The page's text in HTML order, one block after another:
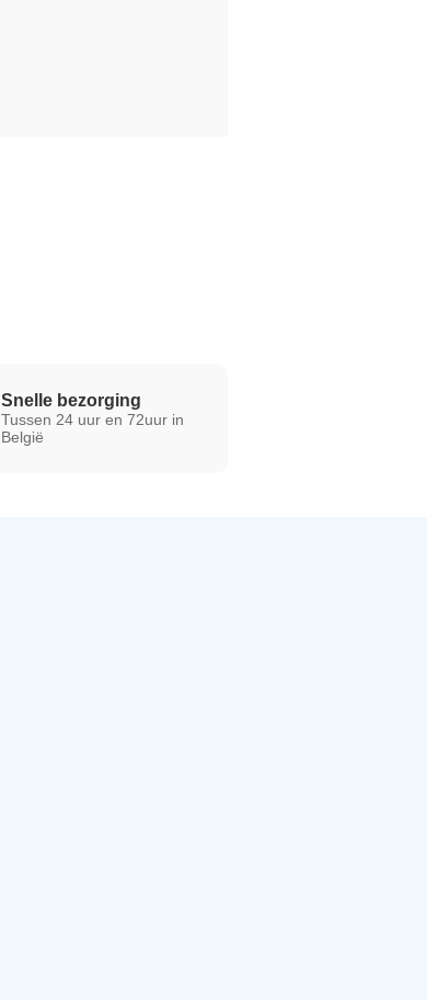
Snelle bezorging
Tussen 24 uur en 72uur in
België